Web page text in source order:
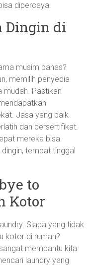
dipercaya.
Dingin di
musim panas?
memilih penyedia
mudah. Pastikan
Jasa yang baik
dan bersertifikat.
mereka bisa
tempat tinggal
to
Kotor
Siapa yang tidak
kotor di rumah?
membantu kita
laundry yang